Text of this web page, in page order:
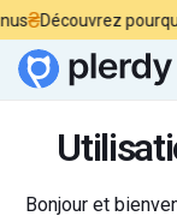
Découvrez pourquoi
Bonjour et